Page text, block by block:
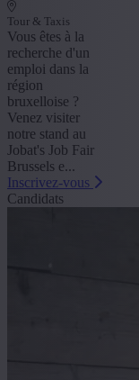
Tour & Taxis
Vous êtes à la
recherche d'un
emploi dans la
région
bruxelloise ?
Venez visiter
notre stand au
Jobat's Job Fair
Brussels e...
Inscrivez-vous
Candidats